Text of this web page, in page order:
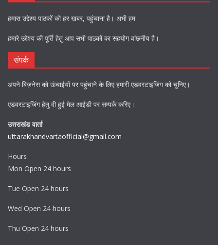
हमारा उद्देश्य पाठकों को हर खबर, पहुंचाना है। अभी हम
हमारे उद्देश्य की पूर्ति हेतु आप सभी पाठकों का सहयोग वांछनीय है।
संपर्क
अपने बिज़नेस को ऊंचाईयों पर पहुंचाने के लिए हमारी एडवरटाइजिंग को चुनिए।
एडवरटाइजिंग हेतु दी हुई मेल आईडी पर सम्पर्क करिए।
उत्तराखंड वार्ता
uttarakhandvartaofficial@gmail.com
Hours
Mon Open 24 hours
Tue Open 24 hours
Wed Open 24 hours
Thu Open 24 hours